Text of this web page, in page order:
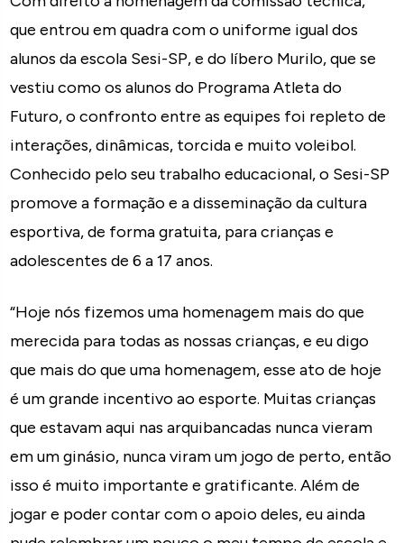
que entrou em quadra com o uniforme igual dos
alunos da escola Sesi-SP, e do líbero Murilo, que se
vestiu como os alunos do Programa Atleta do
Futuro, o confronto entre as equipes foi repleto de
interações, dinâmicas, torcida e muito voleibol.
Conhecido pelo seu trabalho educacional, o Sesi-SP
promove a formação e a disseminação da cultura
esportiva, de forma gratuita, para crianças e
adolescentes de 6 a 17 anos.
“Hoje nós fizemos uma homenagem mais do que
merecida para todas as nossas crianças, e eu digo
que mais do que uma homenagem, esse ato de hoje
é um grande incentivo ao esporte. Muitas crianças
que estavam aqui nas arquibancadas nunca vieram
em um ginásio, nunca viram um jogo de perto, então
isso é muito importante e gratificante. Além de
jogar e poder contar com o apoio deles, eu ainda